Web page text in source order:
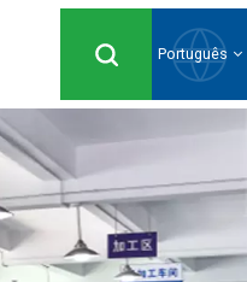
Português
English
Русский